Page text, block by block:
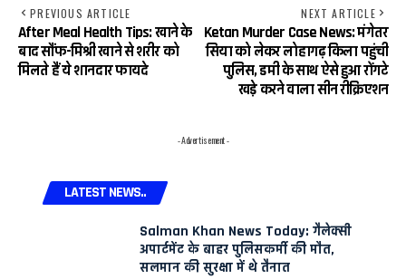
PREVIOUS ARTICLE
After Meal Health Tips: खाने के
बाद सौंफ-मिश्री खाने से शरीर को
मिलते हैं ये शानदार फायदे
NEXT ARTICLE
Ketan Murder Case News: मंगेतर
सिया को लेकर लोहागढ़ किला पहुंची
पुलिस, डमी के साथ ऐसे हुआ रोंगटे
खड़े करने वाला सीन रीक्रिएशन
- Advertisement -
LATEST NEWS..
Salman Khan News Today: गैलेक्सी
अपार्टमेंट के बाहर पुलिसकर्मी की मौत,
सलमान की सुरक्षा में थे तैनात